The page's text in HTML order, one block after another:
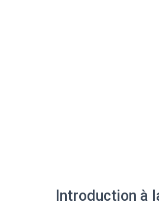
Introduction à